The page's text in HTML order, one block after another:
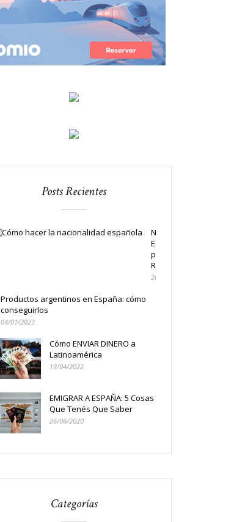
Posts Recientes
Nacionalidad
Española
por
Residencia
26/07/2023
Productos argentinos en España: cómo
conseguirlos
04/01/2023
Cómo ENVIAR DINERO a
Latinoamérica
19/04/2022
EMIGRAR A ESPAÑA: 5 Cosas
Que Tenés Que Saber
26/06/2020
Categorías